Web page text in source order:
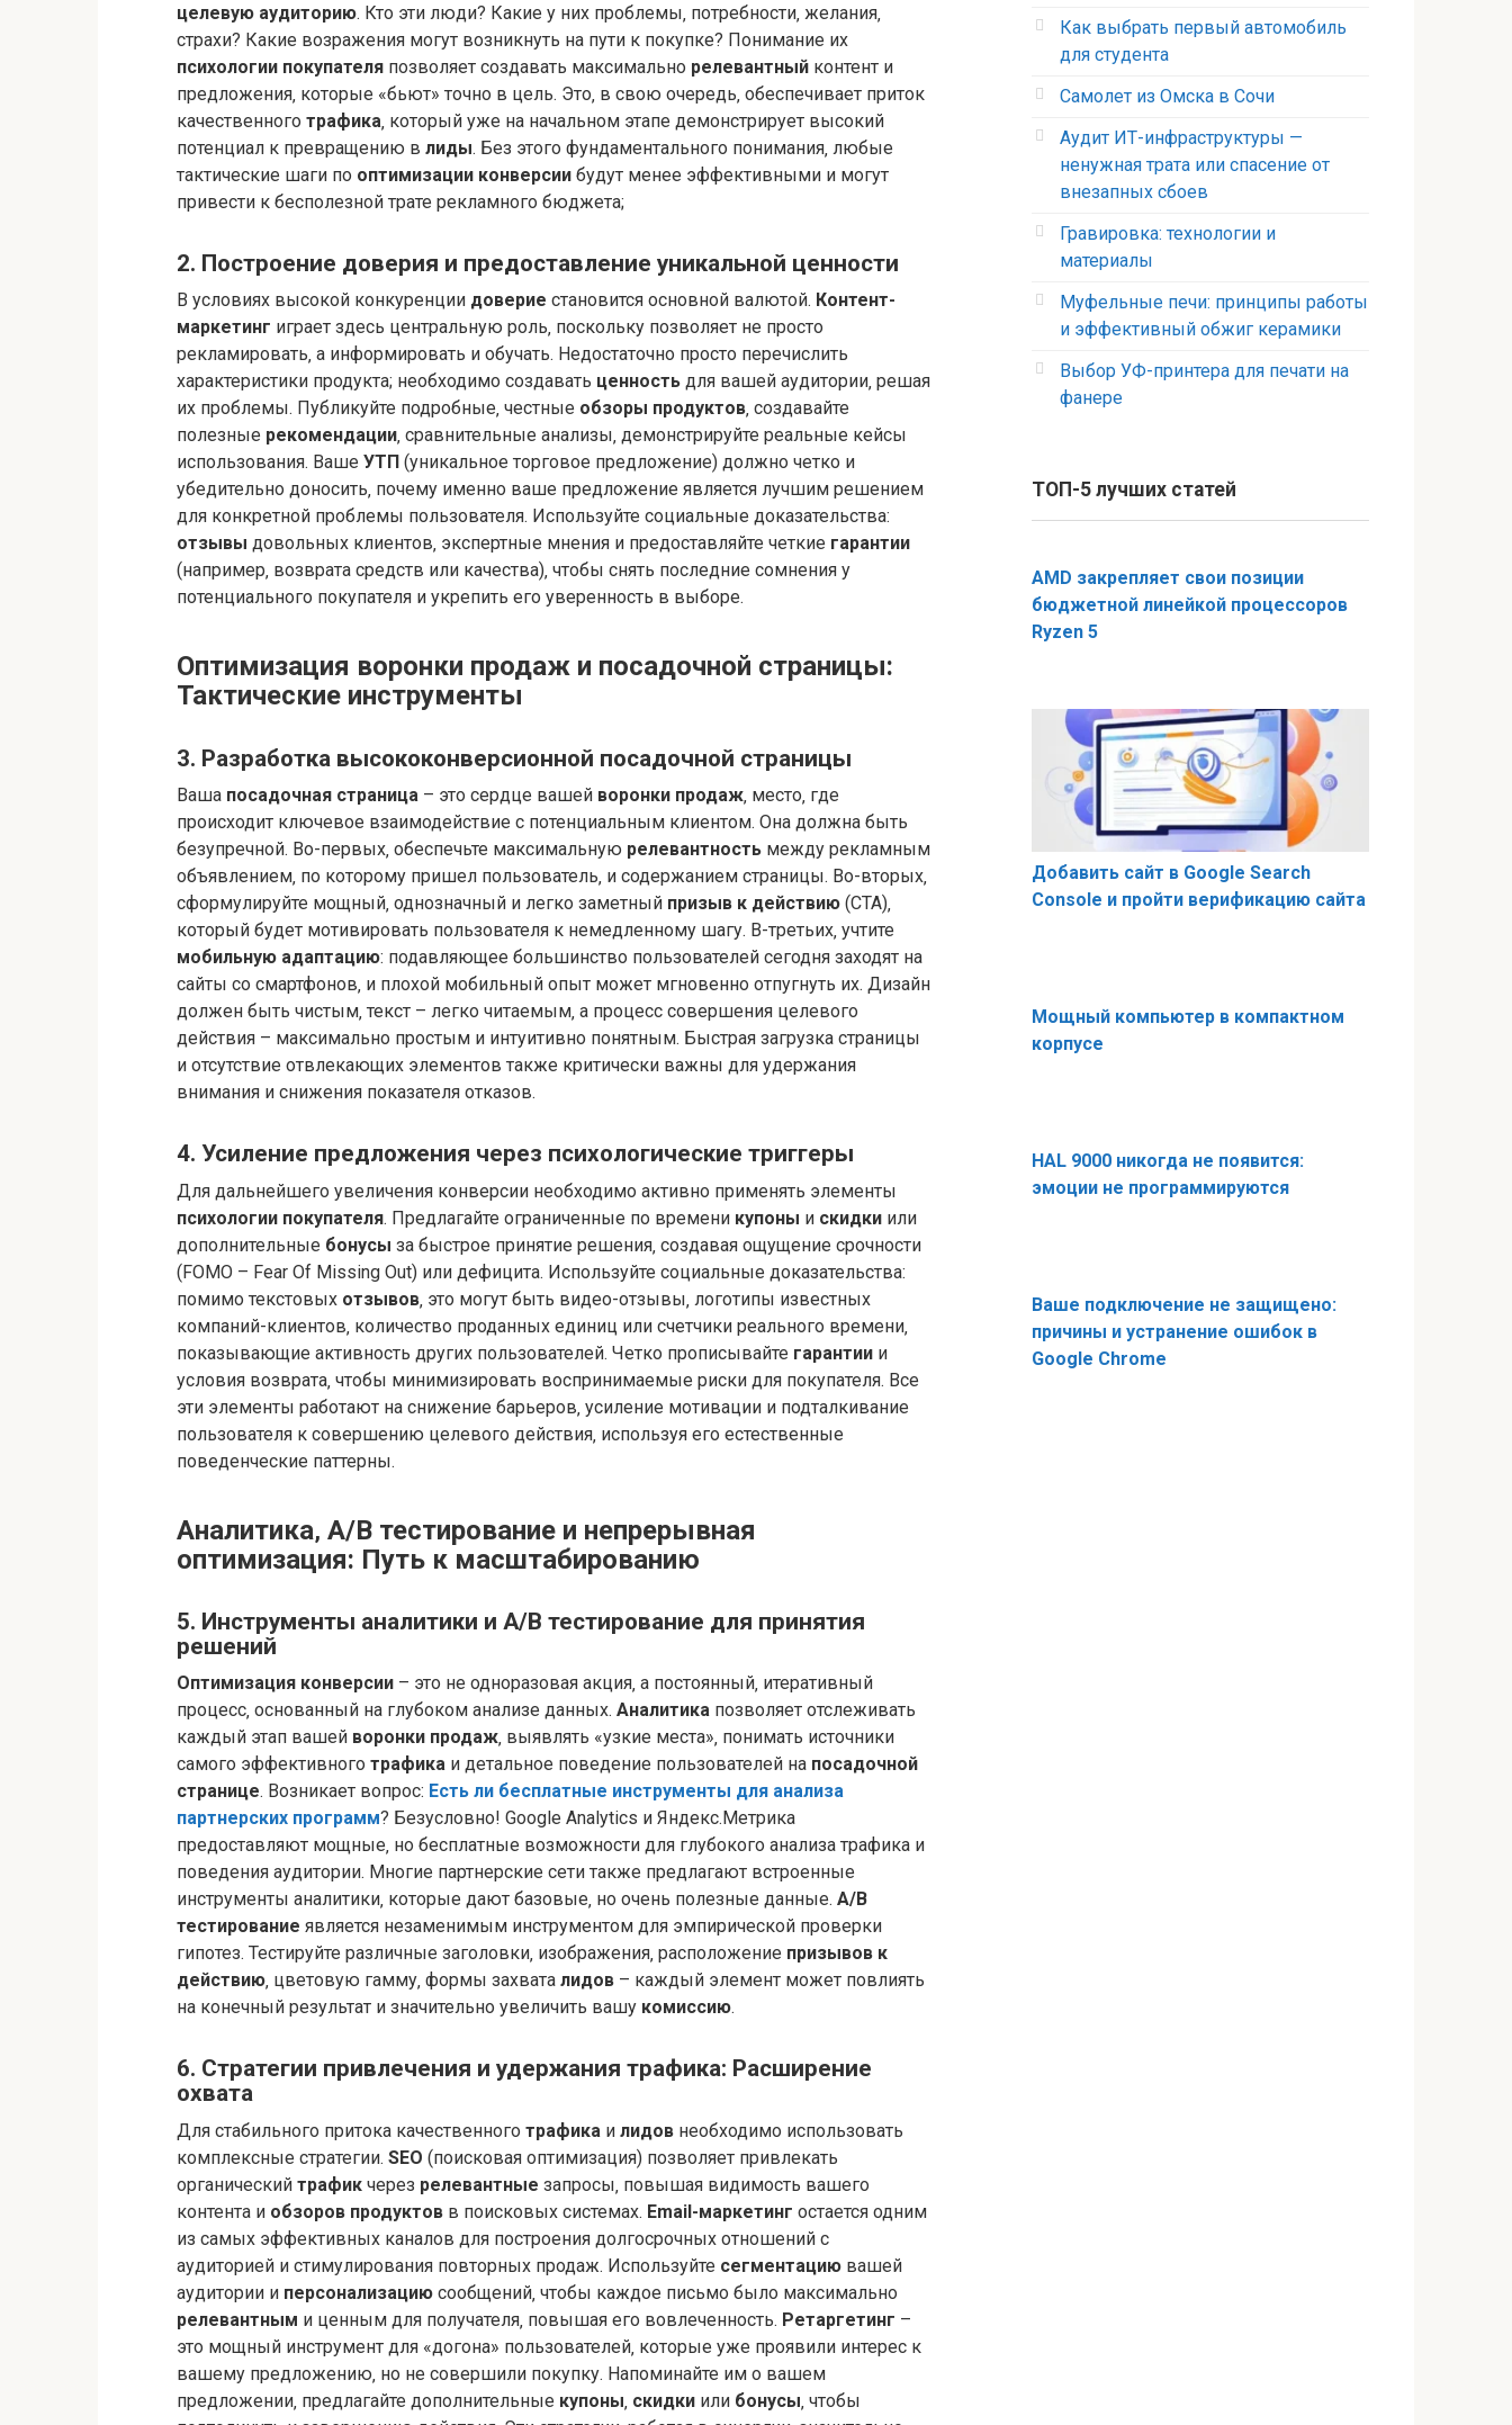
целевую аудиторию. Кто эти люди? Какие у них проблемы‚ потребности‚ желания‚
страхи? Какие возражения могут возникнуть на пути к покупке? Понимание их
психологии покупателя позволяет создавать максимально релевантный контент и
предложения‚ которые «бьют» точно в цель. Это‚ в свою очередь‚ обеспечивает приток
качественного трафика‚ который уже на начальном этапе демонстрирует высокий
потенциал к превращению в лиды. Без этого фундаментального понимания‚ любые
тактические шаги по оптимизации конверсии будут менее эффективными и могут
привести к бесполезной трате рекламного бюджета;
2. Построение доверия и предоставление уникальной ценности
В условиях высокой конкуренции доверие становится основной валютой. Контент-
маркетинг играет здесь центральную роль‚ поскольку позволяет не просто
рекламировать‚ а информировать и обучать. Недостаточно просто перечислить
характеристики продукта; необходимо создавать ценность для вашей аудитории‚ решая
их проблемы. Публикуйте подробные‚ честные обзоры продуктов‚ создавайте
полезные рекомендации‚ сравнительные анализы‚ демонстрируйте реальные кейсы
использования. Ваше УТП (уникальное торговое предложение) должно четко и
убедительно доносить‚ почему именно ваше предложение является лучшим решением
для конкретной проблемы пользователя. Используйте социальные доказательства:
отзывы довольных клиентов‚ экспертные мнения и предоставляйте четкие гарантии
(например‚ возврата средств или качества)‚ чтобы снять последние сомнения у
потенциального покупателя и укрепить его уверенность в выборе.
Оптимизация воронки продаж и посадочной страницы:
Тактические инструменты
3. Разработка высококонверсионной посадочной страницы
Ваша посадочная страница – это сердце вашей воронки продаж‚ место‚ где
происходит ключевое взаимодействие с потенциальным клиентом. Она должна быть
безупречной. Во-первых‚ обеспечьте максимальную релевантность между рекламным
объявлением‚ по которому пришел пользователь‚ и содержанием страницы. Во-вторых‚
сформулируйте мощный‚ однозначный и легко заметный призыв к действию (CTA)‚
который будет мотивировать пользователя к немедленному шагу. В-третьих‚ учтите
мобильную адаптацию: подавляющее большинство пользователей сегодня заходят на
сайты со смартфонов‚ и плохой мобильный опыт может мгновенно отпугнуть их. Дизайн
должен быть чистым‚ текст – легко читаемым‚ а процесс совершения целевого
действия – максимально простым и интуитивно понятным. Быстрая загрузка страницы
и отсутствие отвлекающих элементов также критически важны для удержания
внимания и снижения показателя отказов.
4. Усиление предложения через психологические триггеры
Для дальнейшего увеличения конверсии необходимо активно применять элементы
психологии покупателя. Предлагайте ограниченные по времени купоны и скидки или
дополнительные бонусы за быстрое принятие решения‚ создавая ощущение срочности
(FOMO – Fear Of Missing Out) или дефицита. Используйте социальные доказательства:
помимо текстовых отзывов ‚ это могут быть видео-отзывы‚ логотипы известных
компаний-клиентов‚ количество проданных единиц или счетчики реального времени‚
показывающие активность других пользователей. Четко прописывайте гарантии и
условия возврата‚ чтобы минимизировать воспринимаемые риски для покупателя. Все
эти элементы работают на снижение барьеров‚ усиление мотивации и подталкивание
пользователя к совершению целевого действия‚ используя его естественные
поведенческие паттерны.
Аналитика‚ A/B тестирование и непрерывная
оптимизация: Путь к масштабированию
5. Инструменты аналитики и A/B тестирование для принятия
решений
Оптимизация конверсии – это не одноразовая акция‚ а постоянный‚ итеративный
процесс‚ основанный на глубоком анализе данных. Аналитика позволяет отслеживать
каждый этап вашей воронки продаж‚ выявлять «узкие места»‚ понимать источники
самого эффективного трафика и детальное поведение пользователей на посадочной
странице. Возникает вопрос: Есть ли бесплатные инструменты для анализа
партнерских программ? Безусловно! Google Analytics и Яндекс.Метрика
предоставляют мощные‚ но бесплатные возможности для глубокого анализа трафика и
поведения аудитории. Многие партнерские сети также предлагают встроенные
инструменты аналитики‚ которые дают базовые‚ но очень полезные данные. A/B
тестирование является незаменимым инструментом для эмпирической проверки
гипотез. Тестируйте различные заголовки‚ изображения‚ расположение призывов к
действию‚ цветовую гамму‚ формы захвата лидов – каждый элемент может повлиять
на конечный результат и значительно увеличить вашу комиссию.
6. Стратегии привлечения и удержания трафика: Расширение
охвата
Для стабильного притока качественного трафика и лидов необходимо использовать
комплексные стратегии. SEO (поисковая оптимизация) позволяет привлекать
органический трафик через релевантные запросы‚ повышая видимость вашего
контента и обзоров продуктов в поисковых системах. Email-маркетинг остается одним
из самых эффективных каналов для построения долгосрочных отношений с
аудиторией и стимулирования повторных продаж. Используйте сегментацию вашей
аудитории и персонализацию сообщений‚ чтобы каждое письмо было максимально
релевантным и ценным для получателя‚ повышая его вовлеченность. Ретаргетинг –
это мощный инструмент для «догона» пользователей‚ которые уже проявили интерес к
вашему предложению‚ но не совершили покупку. Напоминайте им о вашем
предложении‚ предлагайте дополнительные купоны скидки или бонусы ‚ чтобы
Как выбрать первый автомобиль
для студента
Самолет из Омска в Сочи
Аудит ИТ-инфраструктуры —
ненужная трата или спасение от
внезапных сбоев
Гравировка: технологии и
материалы
Муфельные печи: принципы работы
и эффективный обжиг керамики
Выбор УФ-принтера для печати на
фанере
ТОП-5 лучших статей
AMD закрепляет свои позиции
бюджетной линейкой процессоров
Ryzen 5
Добавить сайт в Google Search
Console и пройти верификацию сайта
Мощный компьютер в компактном
корпусе
HAL 9000 никогда не появится:
эмоции не программируются
Ваше подключение не защищено:
причины и устранение ошибок в
Google Chrome